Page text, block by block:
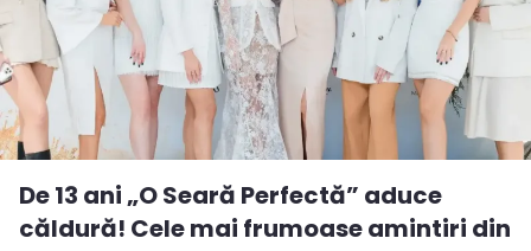
De 13 ani „O Seară Perfectă” aduce
căldură! Cele mai frumoase amintiri din